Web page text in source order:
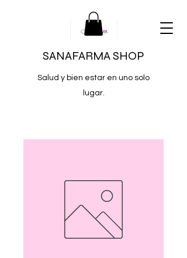
SANAFARMA SHOP
Salud y bien estar en uno solo
lugar.